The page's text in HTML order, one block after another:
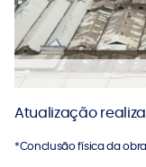
Atualização
*Conclusão física da obra